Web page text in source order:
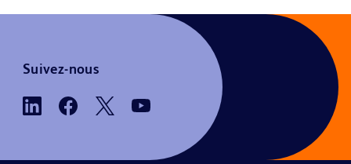
Suivez-nous